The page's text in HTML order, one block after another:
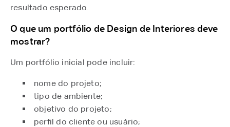
resultado esperado.
O que um portfólio de Design de Interiores deve
mostrar?
Um portfólio inicial pode incluir:
nome do projeto;
tipo de ambiente;
objetivo do projeto;
perfil do cliente ou usuário;